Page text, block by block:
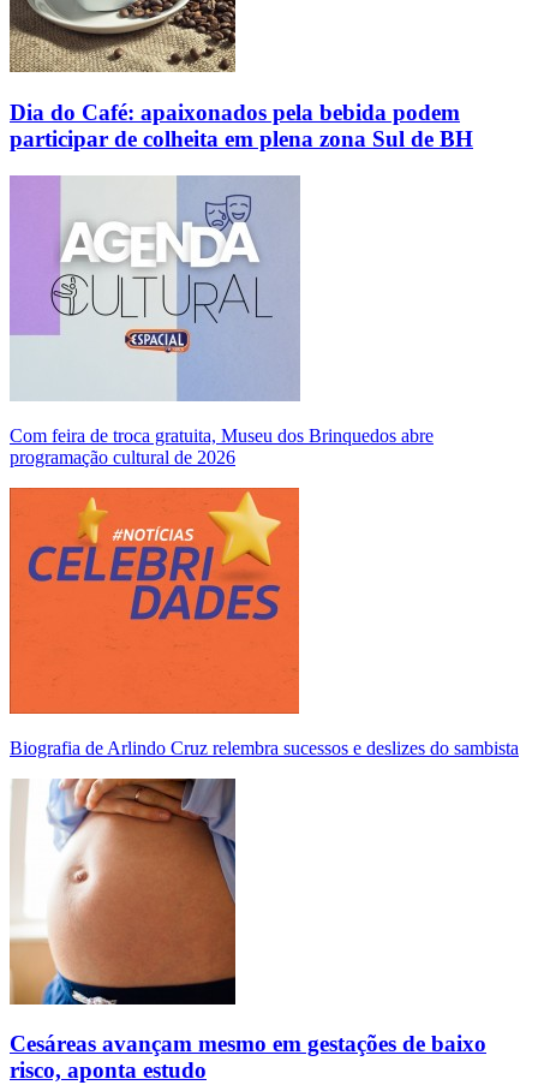
Dia do Café: apaixonados pela bebida podem
participar de colheita em plena zona Sul de BH
Com feira de troca gratuita, Museu dos Brinquedos abre
programação cultural de 2026
Biografia de Arlindo Cruz relembra sucessos e deslizes do sambista
Cesáreas avançam mesmo em gestações de baixo
risco, aponta estudo